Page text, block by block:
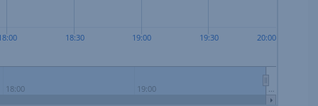
18:30 19:00 19:30 20:00
18:00 19:00 …